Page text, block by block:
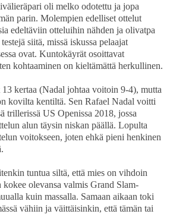
oli melko odotettu ja jopa
parin. Molempien edelliset ottelut
edeltäviin otteluihin nähden ja olivatpa
siitä, missä iskussa pelaajat
ovat. Kuntokäyrät osoittavat
kohtaaminen on kieltämättä herkullinen.
kertaa (Nadal johtaa voitoin 9-4), mutta
kovilta kentiltä. Sen Rafael Nadal voitti
trillerissä US Openissa 2018, jossa
alun täysin niskan päällä. Lopulta
voitokseen, joten ehkä pieni henkinen
tuntua siltä, että mies on vihdoin
kokee olevansa valmis Grand Slam-
kuin massalla. Samaan aikaan toki
vähiin ja väittäisinkin, että tämän tai